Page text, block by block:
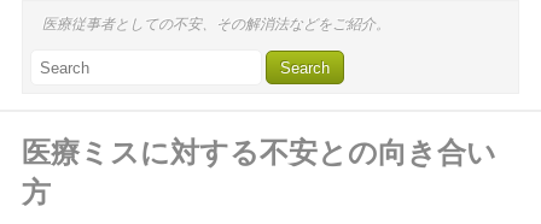
医療従事者としての不安、その解消法などをご紹介。
医療ミスに対する不安との向き合い
方